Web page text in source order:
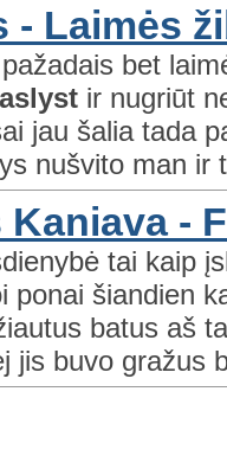
- Laimės
bet
ir nugriūt
jau šalia tada
nušvito man ir
-
tai kaip
ponai šiandien
batus aš
jis buvo gražus